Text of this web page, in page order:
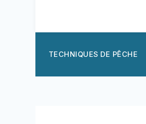
TECHNIQUES DE PÊCHE